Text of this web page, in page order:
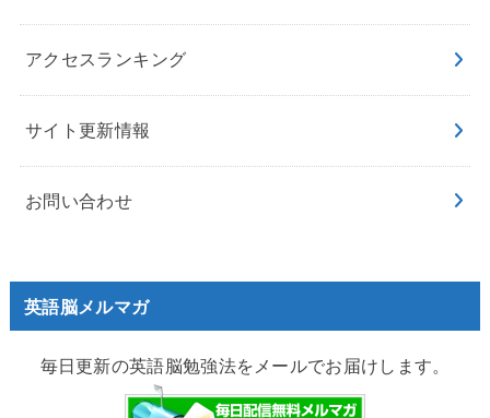
アクセスランキング
サイト更新情報
お問い合わせ
英語脳メルマガ
毎日更新の英語脳勉強法をメールでお届けします。